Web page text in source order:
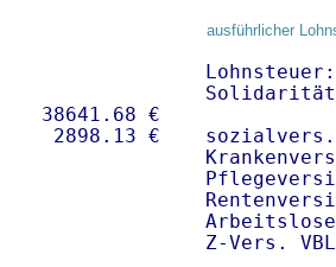
ausführlicher
38641.68 €
Z-Vers.